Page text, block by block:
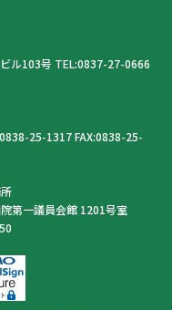
ル103号 TEL:0837-27-0666
25-1317 FAX:0838-25-
第一議員会館 1201号室